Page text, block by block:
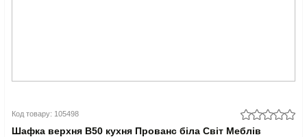
Код товару: 105498
Шафка верхня В50 кухня Прованс біла Світ Меблів